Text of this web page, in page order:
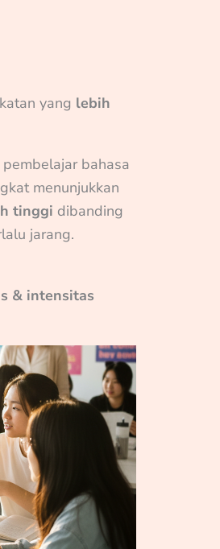
yang lebih
pembelajar bahasa
menunjukkan
tinggi dibanding
jarang.
& intensitas